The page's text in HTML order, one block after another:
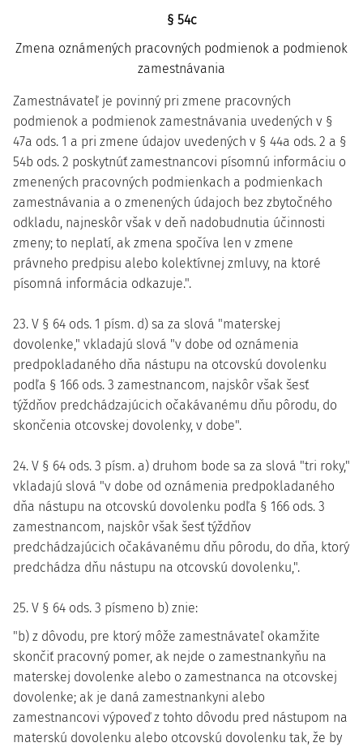
§ 54c
Zmena oznámených pracovných podmienok a podmienok
zamestnávania
Zamestnávateľ je povinný pri zmene pracovných
podmienok a podmienok zamestnávania uvedených v §
47a ods. 1 a pri zmene údajov uvedených v § 44a ods. 2 a §
54b ods. 2 poskytnúť zamestnancovi písomnú informáciu o
zmenených pracovných podmienkach a podmienkach
zamestnávania a o zmenených údajoch bez zbytočného
odkladu, najneskôr však v deň nadobudnutia účinnosti
zmeny; to neplatí, ak zmena spočíva len v zmene
právneho predpisu alebo kolektívnej zmluvy, na ktoré
písomná informácia odkazuje.".
23. V § 64 ods. 1 písm. d) sa za slová "materskej
dovolenke," vkladajú slová "v dobe od oznámenia
predpokladaného dňa nástupu na otcovskú dovolenku
podľa § 166 ods. 3 zamestnancom, najskôr však šesť
týždňov predchádzajúcich očakávanému dňu pôrodu, do
skončenia otcovskej dovolenky, v dobe".
24. V § 64 ods. 3 písm. a) druhom bode sa za slová "tri roky,"
vkladajú slová "v dobe od oznámenia predpokladaného
dňa nástupu na otcovskú dovolenku podľa § 166 ods. 3
zamestnancom, najskôr však šesť týždňov
predchádzajúcich očakávanému dňu pôrodu, do dňa, ktorý
predchádza dňu nástupu na otcovskú dovolenku,".
25. V § 64 ods. 3 písmeno b) znie:
"b) z dôvodu, pre ktorý môže zamestnávateľ okamžite
skončiť pracovný pomer, ak nejde o zamestnankyňu na
materskej dovolenke alebo o zamestnanca na otcovskej
dovolenke; ak je daná zamestnankyni alebo
zamestnancovi výpoveď z tohto dôvodu pred nástupom na
materskú dovolenku alebo otcovskú dovolenku tak, že by